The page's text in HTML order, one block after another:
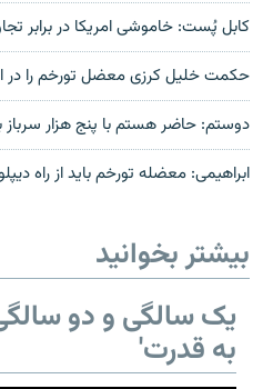
کابل پُست: خاموشی امریکا در برابر
حکمت خلیل کرزی معضل تورخم را در
دوستم: حاضر هستم با پنج هزار سرباز
ابراهیمی: معضله تورخم باید از راه
بیشتر بخوانید
یک سالگی و دو
به قدرت'